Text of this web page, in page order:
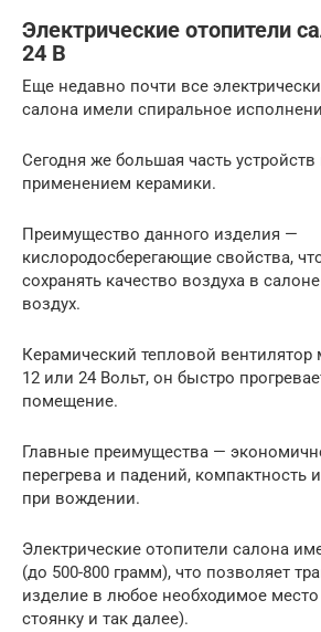
Электрические отопители
24 В
Еще недавно почти все
салона имели спиральное
Сегодня же большая часть
применением керамики.
Преимущество данного изделия —
кислородосберегающие свойства,
сохранять качество воздуха в
воздух.
Керамический тепловой вентилятор
12 или 24 Вольт, он быстро
помещение.
Главные преимущества —
перегрева и падений, компактность
при вождении.
Электрические отопители салона
(до 500-800 грамм), что позволяет
изделие в любое необходимое место
стоянку и так далее).